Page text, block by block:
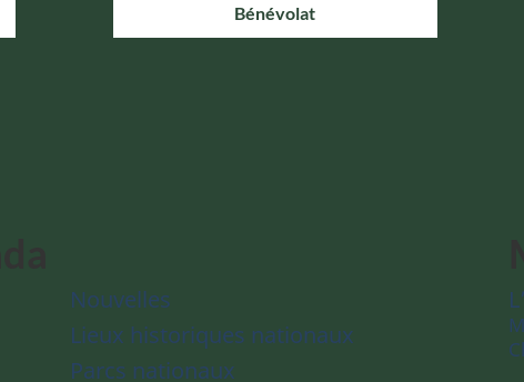
Bénévolat
Nouvelles
Lieux historiques nationaux
Parcs nationaux